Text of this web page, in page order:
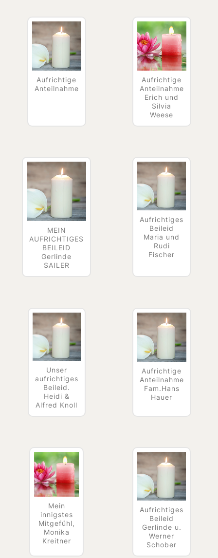
Aufrichtige
Anteilnahme
Aufrichtige
Anteilnahme
Erich und
Silvia
Weese
MEIN
AUFRICHTIGES
BEILEID
Gerlinde
SAILER
Aufrichtiges
Beileid
Maria und
Rudi
Fischer
Unser
aufrichtiges
Beileid.
Heidi &
Alfred Knoll
Aufrichtige
Anteilnahme
Fam.Hans
Hauer
Mein
innigstes
Mitgefühl,
Monika
Kreitner
Aufrichtiges
Beileid
Gerlinde u.
Werner
Schober